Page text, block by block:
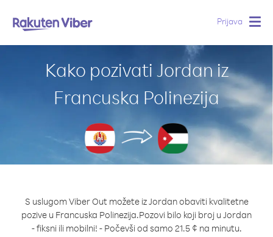
Prijava
Kako pozivati Jordan iz
Francuska Polinezija
S uslugom Viber Out možete iz Jordan obaviti kvalitetne
pozive u Francuska Polinezija.Pozovi bilo koji broj u Jordan
- fiksni ili mobilni! - Počevši od samo 21.5 ¢ na minutu.